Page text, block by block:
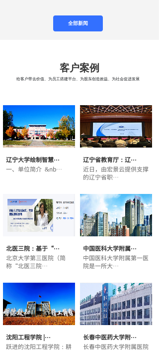
全部新闻
客户案例
辽宁大学绘制智慧···
一、单位简介 &nb···
辽宁省教育厅：辽···
近日，由宏景云提供支撑
的辽宁省职···
北医三院：基于“···
北京大学第三医院（简
称“北医三院···
中国医科大学附属···
中国医科大学附属第一医
院是一所大···
沈阳工程学院 |···
跃进的沈阳工程学院：耕
长春中医药大学附···
长春中医药大学附属医院
给客户带去价值、为员工搭建平台、为股东创造效益、为社会促进发展